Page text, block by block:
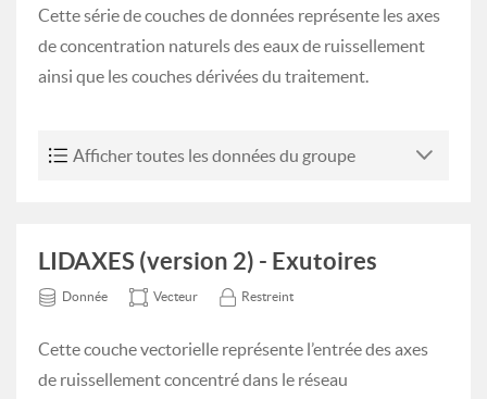
Cette série de couches de données représente les axes
de concentration naturels des eaux de ruissellement
ainsi que les couches dérivées du traitement.
Afficher toutes les données du groupe
LIDAXES (version 2) - Exutoires
Donnée Vecteur Restreint
Cette couche vectorielle représente l’entrée des axes
de ruissellement concentré dans le réseau